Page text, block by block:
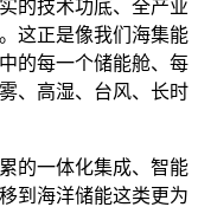
的技术功底、全产业
这正是像我们海集能
的每一个储能舱、每
、高湿、台风、长时
的一体化集成、智能
到海洋储能这类更为